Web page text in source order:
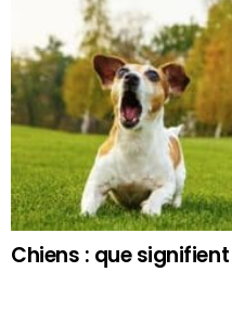
Chiens : que